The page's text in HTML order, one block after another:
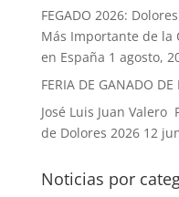
FEGADO 2026:
Más Importante de la
en España 1 agosto,
FERIA DE GANADO
José Luis Juan Valero
de Dolores 2026 12
Noticias por